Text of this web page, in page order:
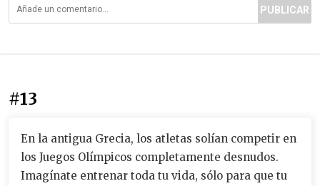
PUBLICAR
#13
En la antigua Grecia, los atletas solían competir en
los Juegos Olímpicos completamente desnudos.
Imagínate entrenar toda tu vida, sólo para que tu